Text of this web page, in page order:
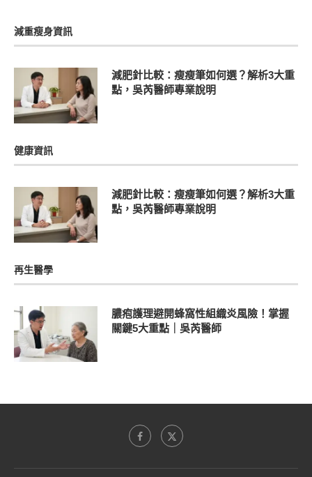
減重瘦身資訊
減肥針比較：瘦瘦筆如何選？解析3大重
點，吳芮醫師專業說明
健康資訊
減肥針比較：瘦瘦筆如何選？解析3大重
點，吳芮醫師專業說明
再生醫學
膿疱護理避開蜂窩性組織炎風險！掌握
關鍵5大重點｜吳芮醫師